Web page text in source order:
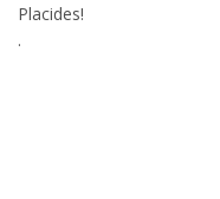
Placides!
.